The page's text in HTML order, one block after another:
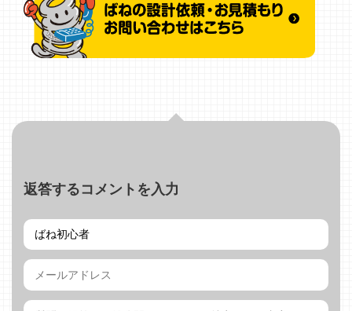
返答するコメントを入力